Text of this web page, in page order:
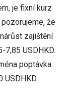
je fixní kurz
že
zajištění
7,85 USDHKD.
poptávka